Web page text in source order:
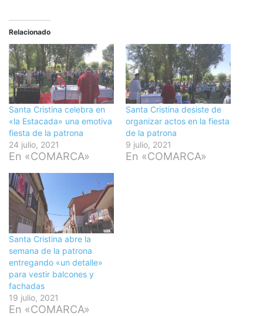
Relacionado
Santa Cristina celebra en
«la Estacada» una emotiva
fiesta de la patrona
24 julio, 2021
En «COMARCA»
Santa Cristina desiste de
organizar actos en la fiesta
de la patrona
9 julio, 2021
En «COMARCA»
Santa Cristina abre la
semana de la patrona
entregando «un detalle»
para vestir balcones y
fachadas
19 julio, 2021
En «COMARCA»